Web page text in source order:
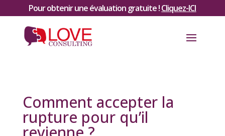
Pour obtenir une évaluation gratuite !Cliquez-ICI
Comment accepter la
rupture pour qu’il